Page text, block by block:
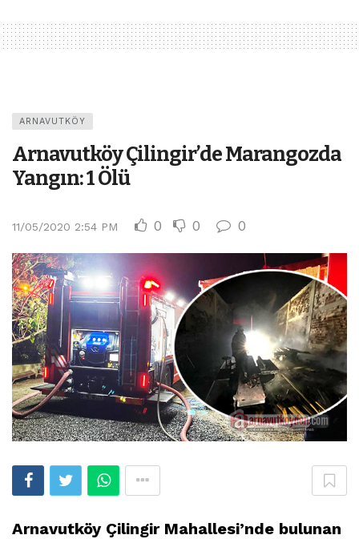
ARNAVUTKÖY
Arnavutköy Çilingir’de Marangozda
Yangın: 1 Ölü
11/05/2020 2:54 PM 0 0 0
Arnavutköy Çilingir Mahallesi’nde bulunan